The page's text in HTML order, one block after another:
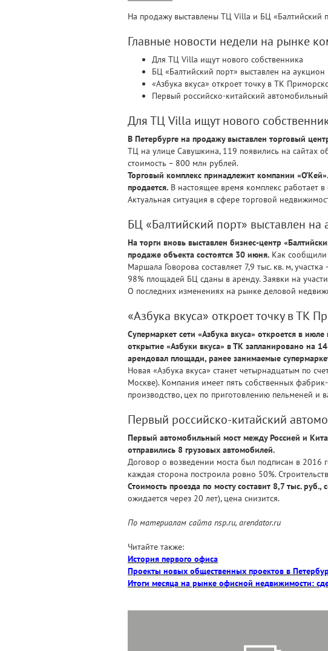
На продажу выставлены ТЦ Villa и БЦ «Балтийский
Главные новости недели на рынке
Для ТЦ Villa ищут нового собственника
БЦ «Балтийский порт» выставлен на аукцион
«Азбука вкуса» откроет точку в ТК
Первый российско-китайский
Для ТЦ Villa ищут нового
В Петербурге на продажу выставлен торговый
ТЦ на улице Савушкина, 119 появились на сайтах
стоимость – 800 млн рублей.
Торговый комплекс принадлежит компании
продается. В настоящее время комплекс работает
Актуальная ситуация в сфере торговой
БЦ «Балтийский порт» выставлен на
На торги вновь выставлен бизнес-центр
продаже объекта состоятся 30 июня. Как сообщили
Маршала Говорова составляет 7,9 тыс. кв. м, участка
98% площадей БЦ сданы в аренду. Заявки на
О последних изменениях на рынке деловой
«Азбука вкуса» откроет точку в ТК
Супермаркет сети «Азбука вкуса» откроется в
открытие «Азбуки вкуса» в ТК запланировано на
арендовал площади, ранее занимаемые
Новая «Азбука вкуса» станет четырнадцатым по
Москве). Компания имеет пять собственных
производство, цех по приготовлению пельменей и
Первый российско-китайский
Первый автомобильный мост между Россией и
отправились 8 грузовых автомобилей.
Договор о возведении моста был подписан в 2016
каждая сторона построила ровно 50%.
Стоимость проезда по мосту составит 8,7 тыс.
ожидается через 20 лет), цена снизится.
По материалам сайта nsp.ru, arendator.ru
Читайте также:
История первого офиса
Проекты новых общественных проектов в
Итоги месяца на рынке офисной недвижимости: